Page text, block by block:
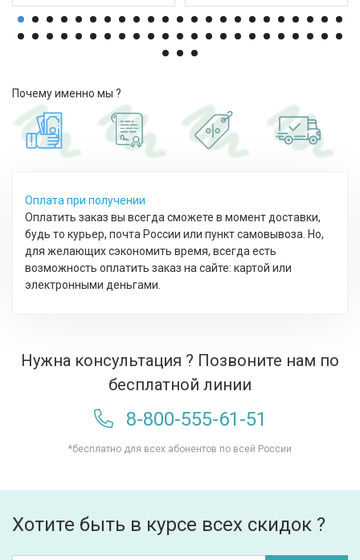
Почему именно мы ?
Оплата при получении
Оплатить заказ вы всегда сможете в момент доставки,
будь то курьер, почта России или пункт самовывоза. Но,
для желающих сэкономить время, всегда есть
возможность оплатить заказ на сайте: картой или
электронными деньгами.
Нужна консультация ? Позвоните нам по
бесплатной линии
8-800-555-61-51
*бесплатно для всех абонентов по всей России
Хотите быть в курсе всех скидок ?